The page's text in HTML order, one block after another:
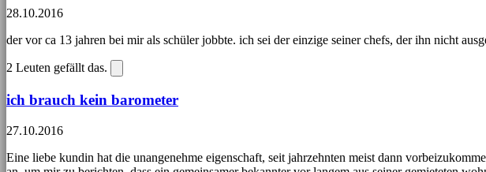
28.10.2016
der vor ca 13 jahren bei mir als schüler jobbte. ich sei der einzige seiner chefs, der ihn nicht
2 Leuten gefällt das.
ich brauch kein barometer
27.10.2016
Eine liebe kundin hat die unangenehme eigenschaft, seit jahrzehnten meist dann